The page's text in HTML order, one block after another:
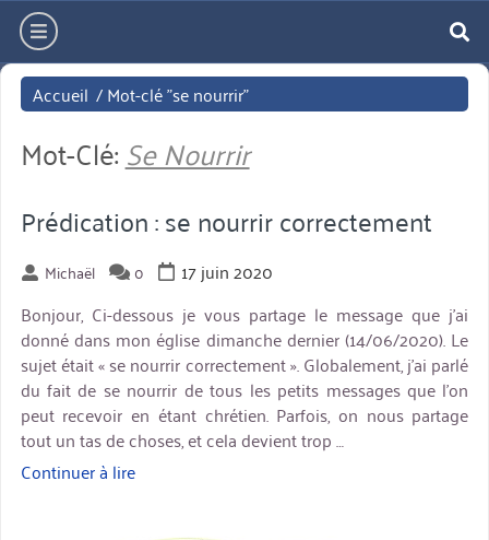
Aller
directement
au
contenu
hamburger
Accueil /Mot-clé "se nourrir"
Mot-Clé: Se Nourrir
Prédication : se nourrir correctement
Michaël 0
17 juin 2020
Bonjour, Ci-dessous je vous partage le message que j’ai
donné dans mon église dimanche dernier (14/06/2020). Le
sujet était « se nourrir correctement ». Globalement, j’ai parlé
du fait de se nourrir de tous les petits messages que l’on
peut recevoir en étant chrétien. Parfois, on nous partage
tout un tas de choses, et cela devient trop …
Continuer à lire« Prédication